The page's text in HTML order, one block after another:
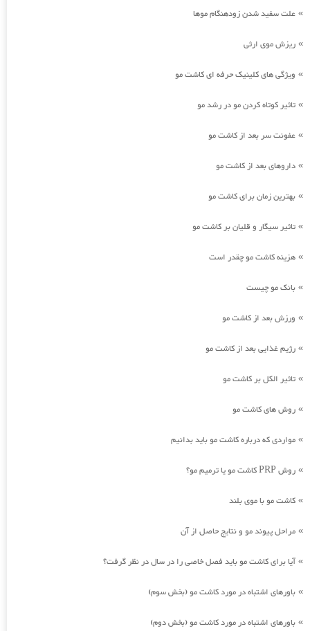
» علت سفید شدن زودهنگام موها
» ریزش موی ارثی
» ویژگی های کلینیک حرفه ای کاشت مو
» تاثیر کوتاه کردن مو در رشد مو
» عفونت سر بعد از کاشت مو
» داروهای بعد از کاشت مو
» بهترین زمان برای کاشت مو
» تاثیر سیگار و قلیان بر کاشت مو
» هزینه کاشت مو چقدر است
» بانک مو چیست
» ورزش بعد از کاشت مو
» رژیم غذایی بعد از کاشت مو
» تاثیر الکل بر کاشت مو
» روش های کاشت مو
» مواردی که درباره کاشت مو باید بدانیم
» روش PRP کاشت مو یا ترمیم مو؟
» کاشت مو با موی بلند
» مراحل پیوند مو و نتایج حاصل از آن
»آیا برای کاشت مو باید فصل خاصی را در سال در نظر گرفت؟
» باورهای اشتباه در مورد کاشت مو (بخش سوم)
» باورهای اشتباه در مورد کاشت مو (بخش دوم)